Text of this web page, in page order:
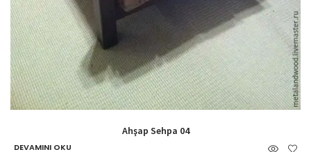
Ahşap Sehpa 04
DEVAMINI OKU